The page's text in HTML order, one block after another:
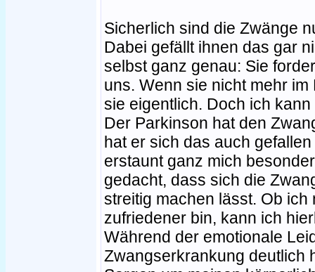
Sicherlich sind die Zwänge
Dabei gefällt ihnen das gar
selbst ganz genau: Sie
uns. Wenn sie nicht mehr
sie eigentlich. Doch ich
Der Parkinson hat den
hat er sich das auch
erstaunt ganz mich
gedacht, dass sich die
streitig machen lässt. Ob ich
zufriedener bin, kann ich
Während der emotionale
Zwangserkrankung deutlich